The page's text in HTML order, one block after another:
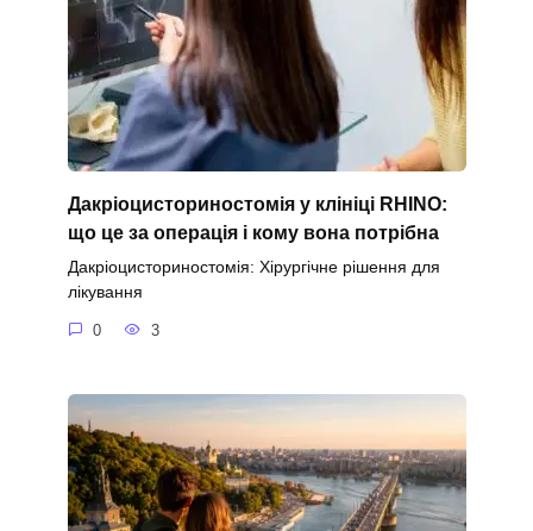
Дакріоцисториностомія у клініці RHINO:
що це за операція і кому вона потрібна
Дакріоцисториностомія: Хірургічне рішення для
лікування
0 3